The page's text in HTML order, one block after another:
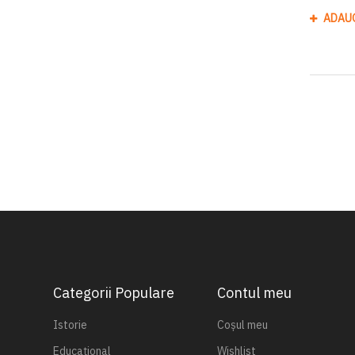
Categorii Populare
Istorie
Educațional
Contul meu
Coșul meu
Wishlist